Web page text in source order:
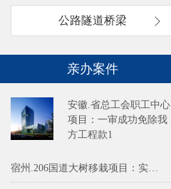
公路隧道桥梁
亲办案件
安徽.省总工会职工中心
项目：一审成功免除我
方工程款1